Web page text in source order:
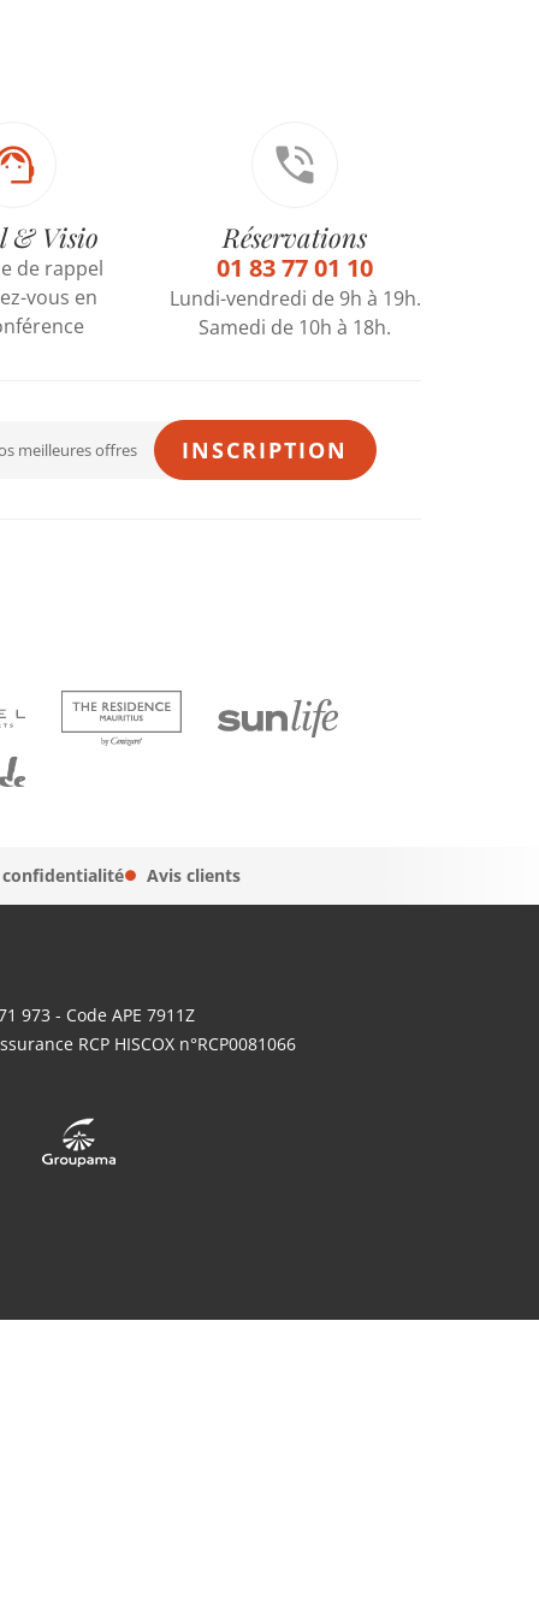
& Visio
de rappel
vous en
Réservations
01 83 77 01 10
Lundi-vendredi de 9h à 19h.
Samedi de 10h à 18h.
INSCRIPTION
confidentialité Avis clients
973 - Code APE 7911Z
RCP HISCOX n°RCP0081066